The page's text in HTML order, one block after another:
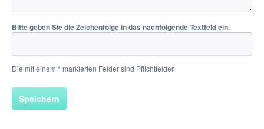
Bitte geben Sie die Zeichenfolge in das nachfolgende Textfeld ein.
Die mit einem * markierten Felder sind Pflichtfelder.
Speichern